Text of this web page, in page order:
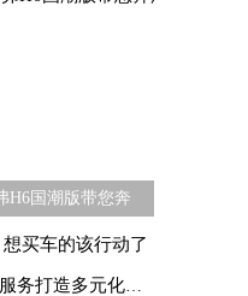
H6国潮版带您奔
买车的该行动了
造多元化服务矩阵